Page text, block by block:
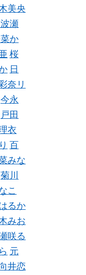
美央
瀬
か
桜
日
奈リ
今永
戸田
衣
百
みな
菊川
こ
るか
みお
咲る
元
井恋